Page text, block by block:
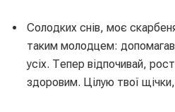
Солодких снів, моє
таким молодцем:
усіх. Тепер відпочивай,
здоровим. Цілую твої